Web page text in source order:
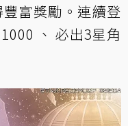
富獎勵。連續登
、 必出3星角